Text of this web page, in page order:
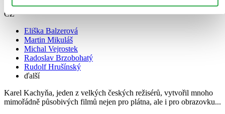
Zlatí úhoři
CZ
Eliška Balzerová
Martin Mikuláš
Michal Vejrostek
Radoslav Brzobohatý
Rudolf Hrušínský
ďalší
Karel Kachyňa, jeden z velkých českých režisérů, vytvořil mnoho
mimořádně působivých filmů nejen pro plátna, ale i pro obrazovku...